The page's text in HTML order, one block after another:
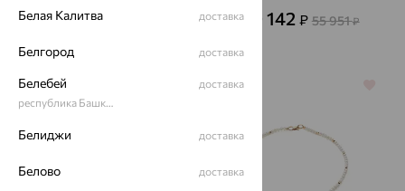
18 012₽ от 20 142 ₽ 55 951₽
64% 64%
Белая Калитва доставка
Белгород доставка
Белебей
республика Башкортостан
доставка
Белиджи доставка
Белово доставка